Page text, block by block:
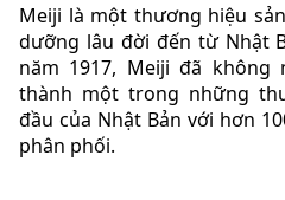
Meiji là một thương hiệu
dưỡng lâu đời đến từ Nhật
năm 1917, Meiji đã
thành một trong những
đầu của Nhật Bản với hơn
phân phối.